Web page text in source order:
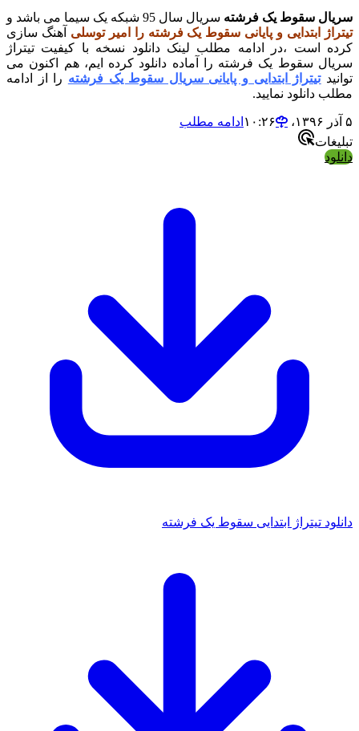
سریال سقوط یک فرشته سریال سال 95 شبکه یک سیما می باشد و
تیتراژ ابتدایی و پایانی سقوط یک فرشته را امیر توسلی آهنگ سازی
کرده است ،در ادامه مطلب لینک دانلود نسخه با کیفیت تیتراژ
سریال سقوط یک فرشته را آماده دانلود کرده ایم، هم اکنون می
توانیدتیتراژ ابتدایی و پایانی سریال سقوط یک فرشته را از ادامه
مطلب دانلود نمایید.
۵ آذر ۱۳۹۶،‏ ۱۰:۲۶
ادامه مطلب
تبلیغات
دانلود
دانلود تیتراژ ابتدایی سقوط یک فرشته